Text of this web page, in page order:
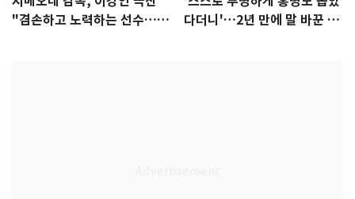
"겸손하고 노력하는 선수…좋
다더니'…2년 만에 말 바꾼 이